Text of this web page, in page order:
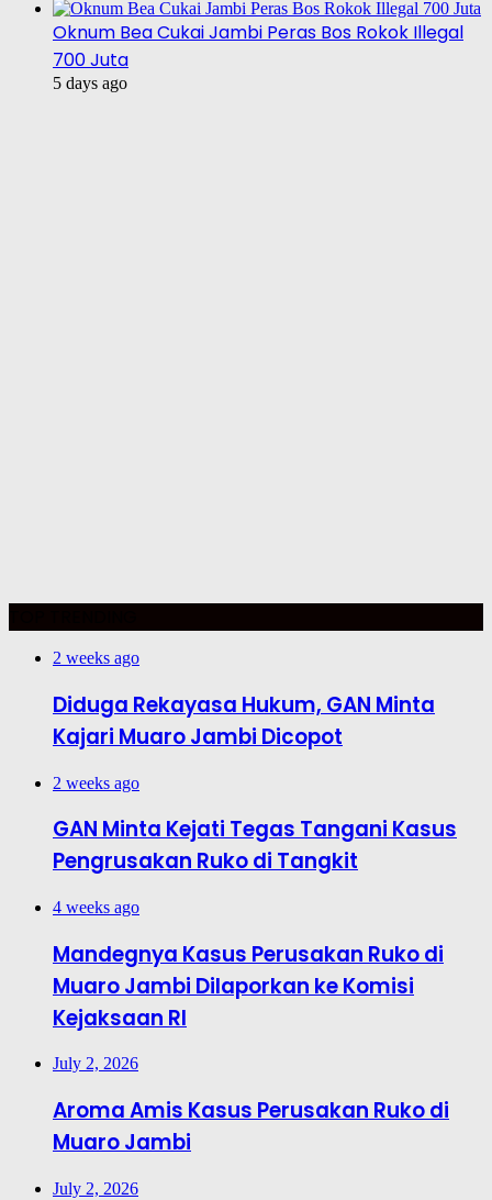
Oknum Bea Cukai Jambi Peras Bos Rokok Illegal
700 Juta
5 days ago
2 weeks ago
Diduga Rekayasa Hukum, GAN Minta
Kajari Muaro Jambi Dicopot
2 weeks ago
GAN Minta Kejati Tegas Tangani Kasus
Pengrusakan Ruko di Tangkit
4 weeks ago
Mandegnya Kasus Perusakan Ruko di
Muaro Jambi Dilaporkan ke Komisi
Kejaksaan RI
July 2, 2026
Aroma Amis Kasus Perusakan Ruko di
Muaro Jambi
July 2, 2026